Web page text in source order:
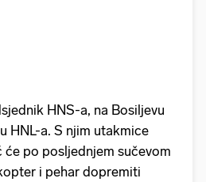
HNS-a, na Bosiljevu
HNL-a. S njim utakmice
po posljednjem sučevom
i pehar dopremiti